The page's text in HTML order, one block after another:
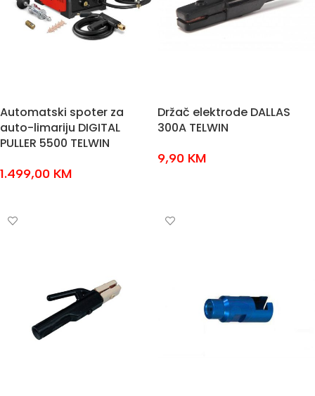
Automatski spoter za
auto-limariju DIGITAL
PULLER 5500 TELWIN
1.499,00 KM
Držač elektrode DALLAS
300A TELWIN
9,90 KM